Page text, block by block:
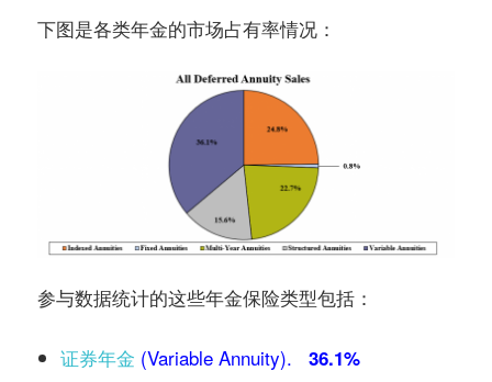
下图是各类年金的市场占有率情况：
参与数据统计的这些年金保险类型包括：
证券年金 (Variable Annuity).36.1%